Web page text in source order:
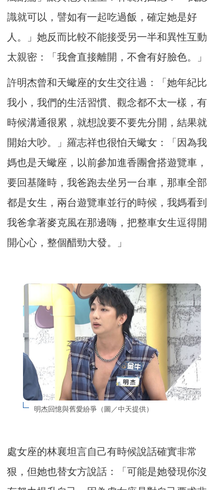
識就可以，譬如有一起吃過飯，確定她是好
人。」她反而比較不能接受另一半和異性互動
太親密：「我會直接離開，不會有好臉色。」
許明杰曾和天蠍座的女生交往過：「她年紀比
我小，我們的生活習慣、觀念都不太一樣，有
時候溝通很累，就想說要不要先分開，結果就
開始大吵。」羅志祥也很怕天蠍女：「因為我
媽也是天蠍座，以前參加進香團會搭遊覽車，
要回基隆時，我爸跑去坐另一台車，那車全部
都是女生，兩台遊覽車並行的時候，我媽看到
我爸拿著麥克風在那邊嗨，把整車女生逗得開
開心心，整個醋勁大發。」
明杰回憶與舊愛紛爭（圖／中天提供）
處女座的林襄坦言自己有時候說話確實非常
狠，但她也替女方說話：「可能是她發現你沒